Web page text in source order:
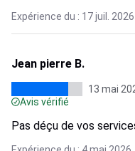
Expérience du : 17 juil. 2026
Jean pierre B.
13 mai
Avis vérifié
Pas déçu de vos